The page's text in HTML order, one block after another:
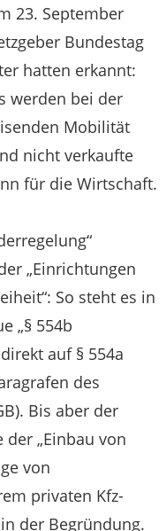
23. September
Bundestag
hatten erkannt:
werden bei der
Mobilität
nicht verkaufte
für die Wirtschaft.
„Einrichtungen
So steht es in
„§ 554b
auf § 554a
des
Bis aber der
„Einbau von
von
privaten Kfz-
der Begründung.